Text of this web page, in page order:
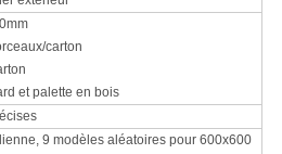
carton
et palette en bois
9 modèles aléatoires pour 600x600